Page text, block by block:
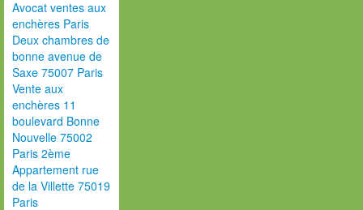
Avocat ventes aux
enchères Paris
Deux chambres de
bonne avenue de
Saxe 75007 Paris
Vente aux
enchères 11
boulevard Bonne
Nouvelle 75002
Paris 2ème
Appartement rue
de la Villette 75019
Paris